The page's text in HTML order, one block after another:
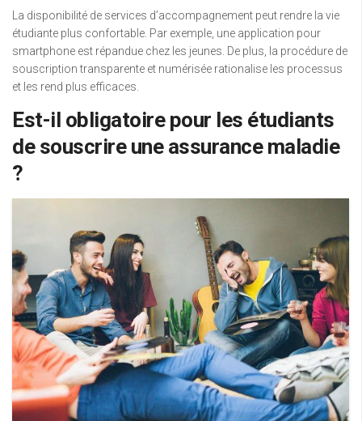
La disponibilité de services d’accompagnement peut rendre la vie
étudiante plus confortable. Par exemple, une application pour
smartphone est répandue chez les jeunes. De plus, la procédure de
souscription transparente et numérisée rationalise les processus
et les rend plus efficaces.
Est-il obligatoire pour les étudiants
de souscrire une assurance maladie
?